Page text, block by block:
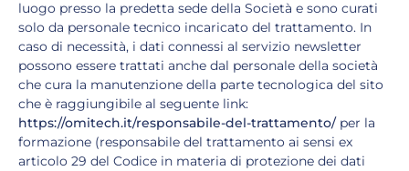
luogo presso la predetta sede della Società e sono curati
solo da personale tecnico incaricato del trattamento. In
caso di necessità, i dati connessi al servizio newsletter
possono essere trattati anche dal personale della società
che cura la manutenzione della parte tecnologica del sito
che è raggiungibile al seguente link:
https://omitech.it/responsabile-del-trattamento/per la
formazione (responsabile del trattamento ai sensi ex
articolo 29 del Codice in materia di protezione dei dati